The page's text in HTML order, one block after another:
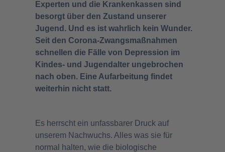
Experten und die Krankenkassen sind
besorgt über den Zustand unserer
Jugend. Und es ist wahrlich kein Wunder.
Seit den Corona-Zwangsmaßnahmen
schnellen die Fälle von Depression im
Kindes- und Jugendalter ungebrochen
nach oben. Eine Aufarbeitung findet
weiterhin nicht statt.
Es herrscht ein unfassbarer Druck auf
unserem Nachwuchs. Alles was sie für
normal halten, wie die biologische